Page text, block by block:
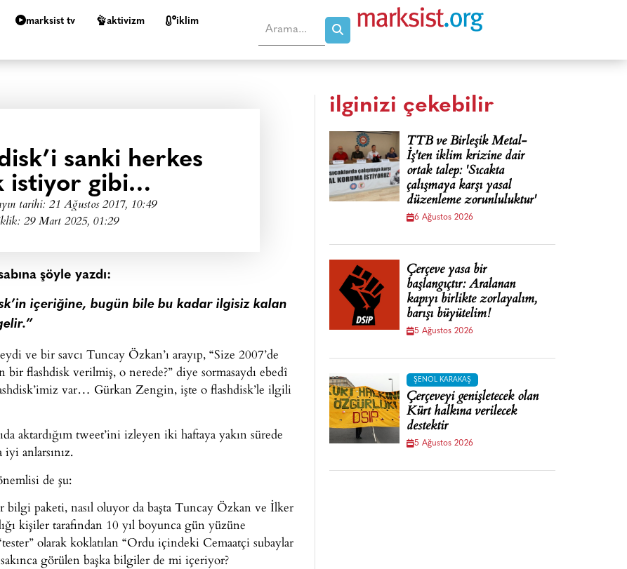
marksist tv aktivizm i̇klim
sanki herkes
istiyor gibi…
tarihi: 21 Ağustos 2017, 10:49
29 Mart 2025, 01:29
şöyle yazdı:
içeriğine, bugün bile bu kadar ilgisiz kalan
ve bir savcı Tuncay Özkan’ı arayıp, “Size 2007’de
flashdisk verilmiş, o nerede?” diye sormasaydı ebedî
var… Gürkan Zengin, işte o flashdisk’le ilgili
aktardığım tweet’ini izleyen iki haftaya yakın sürede
iyi anlarsınız.
de şu:
bilgi paketi, nasıl oluyor da başta Tuncay Özkan ve İlker
kişiler tarafından 10 yıl boyunca gün yüzüne
olarak koklatılan “Ordu içindeki Cemaatçi subaylar
görülen başka bilgiler de mi içeriyor?
ilginizi çekebilir
TTB ve Birleşik Metal-
İş'ten iklim krizine dair
ortak talep: 'Sıcakta
çalışmaya karşı yasal
düzenleme zorunluluktur'
6 Ağustos 2026
Çerçeve yasa bir
başlangıçtır: Aralanan
kapıyı birlikte zorlayalım,
barışı büyütelim!
5 Ağustos 2026
ŞENOL KARAKAŞ
Çerçeveyi genişletecek olan
Kürt halkına verilecek
destektir
5 Ağustos 2026